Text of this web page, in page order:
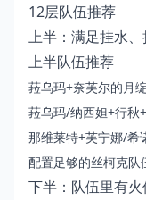
12层队伍推荐
上半：满足挂水、
上半队伍推荐
菈乌玛+奈芙尔的月
菈乌玛/纳西妲+行秋
那维莱特+芙宁娜/希
配置足够的丝柯克队
下半：队伍里有火